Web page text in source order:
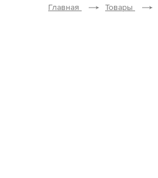
Главная Товары